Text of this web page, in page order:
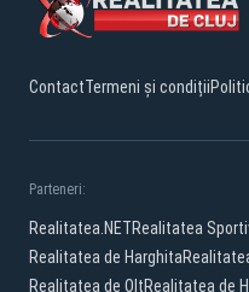
ContactTermeni și condiții
Parteneri:
Realitatea.NETRealitatea
Realitatea de Harghita
Realitatea de OltRealitatea de